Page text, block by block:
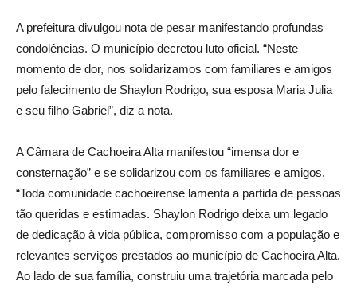
A prefeitura divulgou nota de pesar manifestando profundas
condolências. O município decretou luto oficial. “Neste
momento de dor, nos solidarizamos com familiares e amigos
pelo falecimento de Shaylon Rodrigo, sua esposa Maria Julia
e seu filho Gabriel”, diz a nota.
A Câmara de Cachoeira Alta manifestou “imensa dor e
consternação” e se solidarizou com os familiares e amigos.
“Toda comunidade cachoeirense lamenta a partida de pessoas
tão queridas e estimadas. Shaylon Rodrigo deixa um legado
de dedicação à vida pública, compromisso com a população e
relevantes serviços prestados ao município de Cachoeira Alta.
Ao lado de sua família, construiu uma trajetória marcada pelo